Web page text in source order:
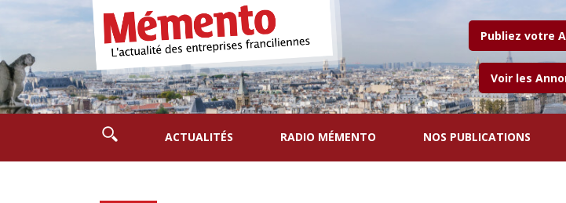
Publiez votre
Voir les
ACTUALITÉS RADIO MÉMENTO NOS PUBLICATIONS